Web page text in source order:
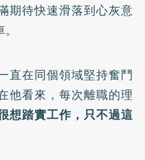
期待快速滑落到心灰意
直在同個領域堅持奮鬥
他看來，每次離職的理
想踏實工作，只不過這